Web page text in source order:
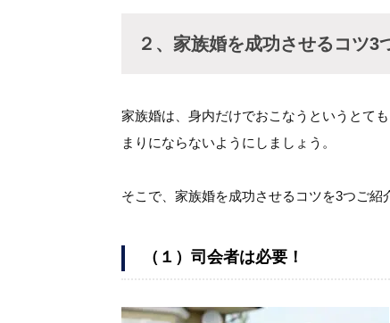
２、家族婚を成功させるコツ3
家族婚は、身内だけでおこなうというとて
まりにならないようにしましょう。
そこで、家族婚を成功させるコツを3つご紹
（１）司会者は必要！